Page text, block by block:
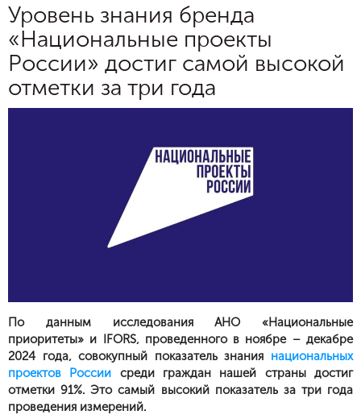
Уровень знания бренда
«Национальные проекты
России» достиг самой высокой
отметки за три года
По данным исследования АНО «Национальные
приоритеты» и IFORS, проведенного в ноябре – декабре
2024 года, совокупный показатель знания национальных
проектов России среди граждан нашей страны достиг
отметки 91%. Это самый высокий показатель за три года
проведения измерений.